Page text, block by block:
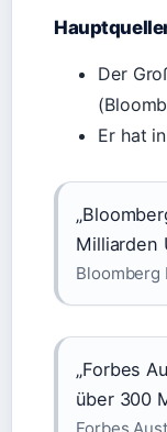
Der
Er hat
Milliarden
Bloomberg
„Forbes
über 300